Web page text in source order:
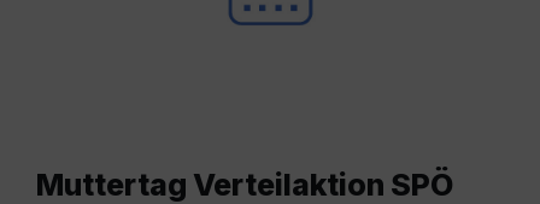
Muttertag Verteilaktion SPÖ